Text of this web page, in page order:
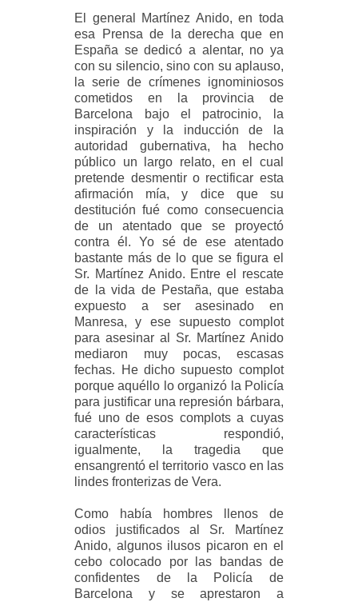
El general Martínez Anido, en toda
esa Prensa de la derecha que en
España se dedicó a alentar, no ya
con su silencio, sino con su aplauso,
la serie de crímenes ignominiosos
cometidos en la provincia de
Barcelona bajo el patrocinio, la
inspiración y la inducción de la
autoridad gubernativa, ha hecho
público un largo relato, en el cual
pretende desmentir o rectificar esta
afirmación mía, y dice que su
destitución fué como consecuencia
de un atentado que se proyectó
contra él. Yo sé de ese atentado
bastante más de lo que se figura el
Sr. Martínez Anido. Entre el rescate
de la vida de Pestaña, que estaba
expuesto a ser asesinado en
Manresa, y ese supuesto complot
para asesinar al Sr. Martínez Anido
mediaron muy pocas, escasas
fechas. He dicho supuesto complot
porque aquéllo lo organizó la Policía
para justificar una represión bárbara,
fué uno de esos complots a cuyas
características respondió,
igualmente, la tragedia que
ensangrentó el territorio vasco en las
lindes fronterizas de Vera.
Como había hombres llenos de
odios justificados al Sr. Martínez
Anido, algunos ilusos picaron en el
cebo colocado por las bandas de
confidentes de la Policía de
Barcelona y se aprestaron a